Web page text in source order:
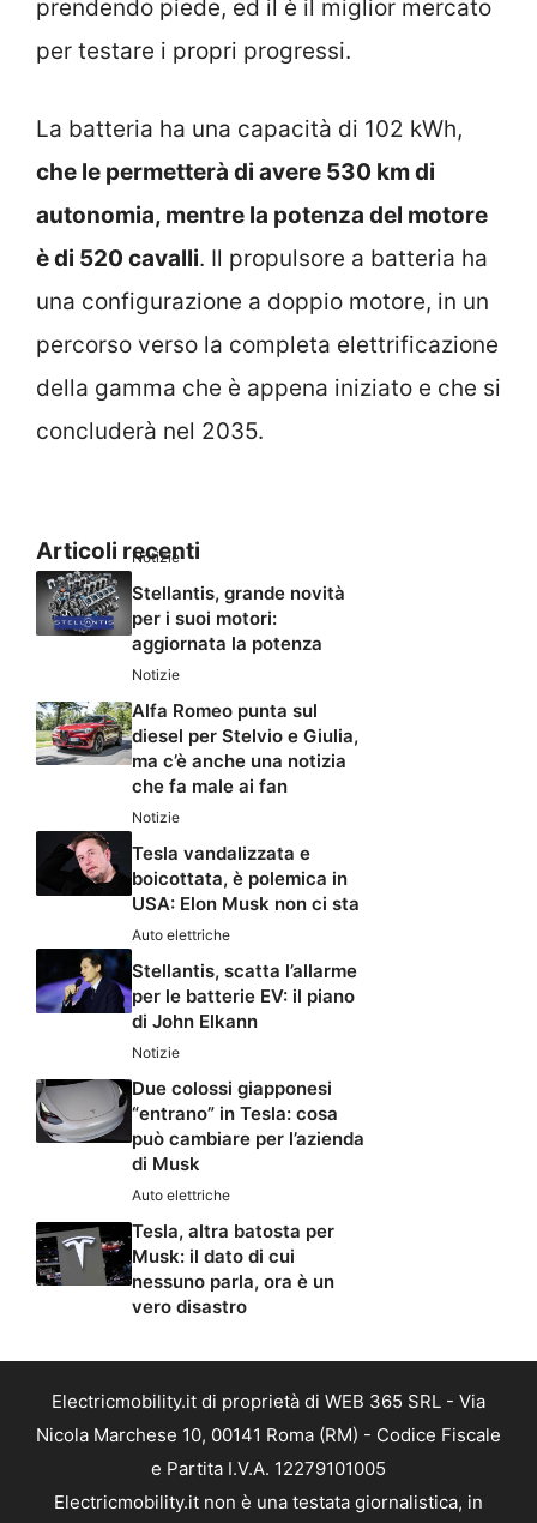
prendendo piede, ed il è il miglior mercato
per testare i propri progressi.
La batteria ha una capacità di 102 kWh,
che le permetterà di avere 530 km di
autonomia, mentre la potenza del motore
è di 520 cavalli. Il propulsore a batteria ha
una configurazione a doppio motore, in un
percorso verso la completa elettrificazione
della gamma che è appena iniziato e che si
concluderà nel 2035.
Articoli recenti
Notizie
Stellantis, grande novità
per i suoi motori:
aggiornata la potenza
Notizie
Alfa Romeo punta sul
diesel per Stelvio e Giulia,
ma c’è anche una notizia
che fa male ai fan
Notizie
Tesla vandalizzata e
boicottata, è polemica in
USA: Elon Musk non ci sta
Auto elettriche
Stellantis, scatta l’allarme
per le batterie EV: il piano
di John Elkann
Notizie
Due colossi giapponesi
“entrano” in Tesla: cosa
può cambiare per l’azienda
di Musk
Auto elettriche
Tesla, altra batosta per
Musk: il dato di cui
nessuno parla, ora è un
vero disastro
Electricmobility.it di proprietà di WEB 365 SRL - Via
Nicola Marchese 10, 00141 Roma (RM) - Codice Fiscale
e Partita I.V.A. 12279101005
Electricmobility.it non è una testata giornalistica, in